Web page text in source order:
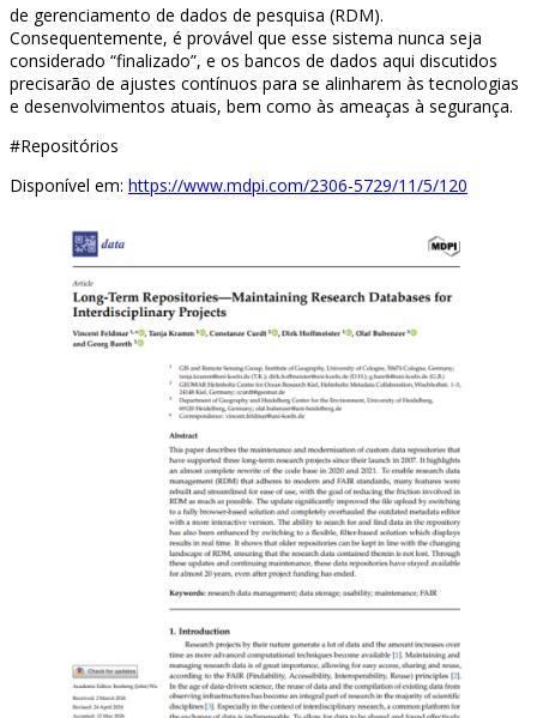
de gerenciamento de dados de pesquisa (RDM).
Consequentemente, é provável que esse sistema nunca seja
considerado “finalizado”, e os bancos de dados aqui discutidos
precisarão de ajustes contínuos para se alinharem às tecnologias
e desenvolvimentos atuais, bem como às ameaças à segurança.
#Repositórios
Disponível em: https://www.mdpi.com/2306-5729/11/5/120